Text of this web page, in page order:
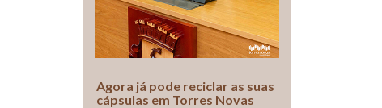
Agora já pode reciclar as suas
cápsulas em Torres Novas